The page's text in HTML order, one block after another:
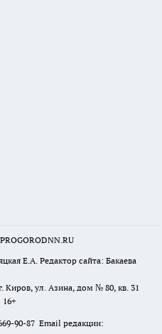
Е.А. Редактор сайта: Бакаева
Киров, ул. Азина, дом № 80, кв. 31
90-87 Email редакции: